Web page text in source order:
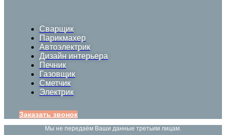
Сварщик
Парикмахер
Автоэлектрик
Дизайн интерьера
Печник
Газовщик
Сметчик
Электрик
Заказать звонок
Мы не передаём Ваши данные третьим лицам.